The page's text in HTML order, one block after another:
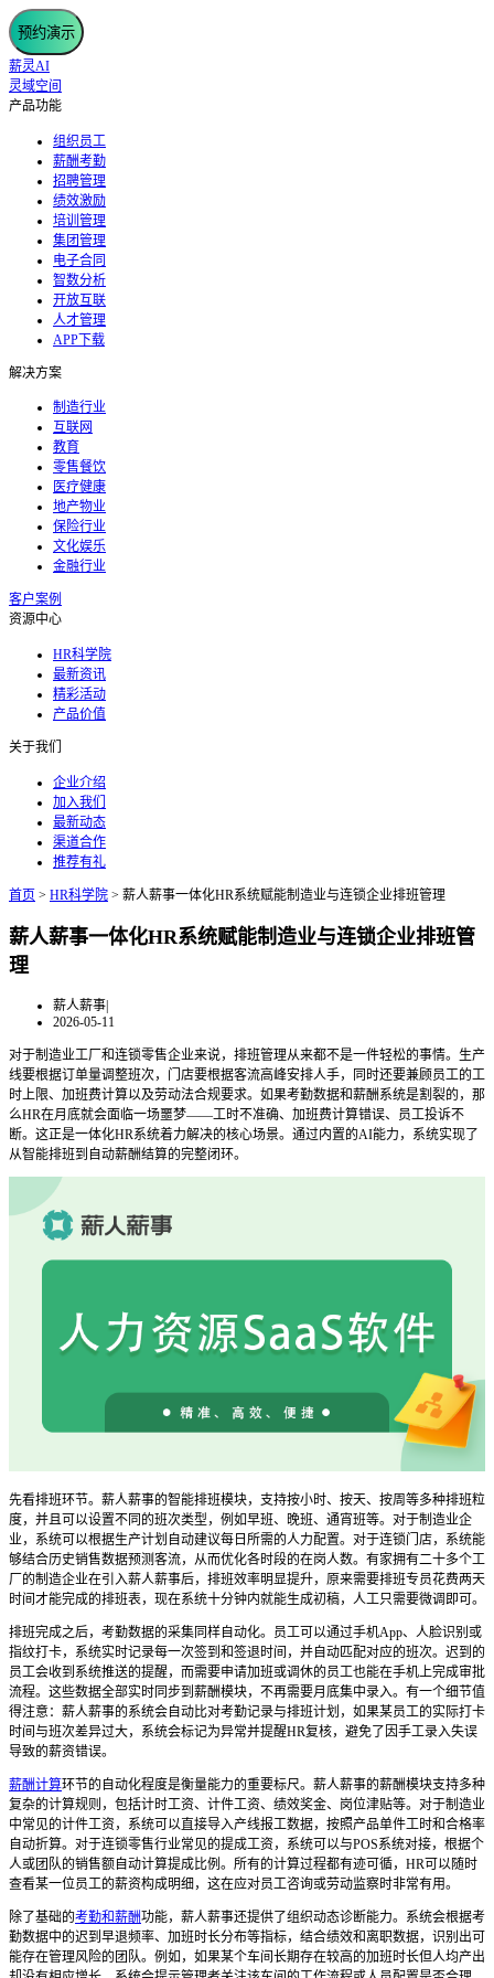
预约演示
薪灵AI
灵域空间
产品功能
组织员工
薪酬考勤
招聘管理
绩效激励
培训管理
集团管理
电子合同
智数分析
开放互联
人才管理
APP下载
解决方案
制造行业
互联网
教育
零售餐饮
医疗健康
地产物业
保险行业
文化娱乐
金融行业
客户案例
资源中心
HR科学院
最新资讯
精彩活动
产品价值
关于我们
企业介绍
加入我们
最新动态
渠道合作
推荐有礼
首页 > HR科学院 > 薪人薪事一体化HR系统赋能制造业与连锁企业排班管理
薪人薪事一体化HR系统赋能制造业与连锁企业排班管
理
薪人薪事|
2026-05-11
对于制造业工厂和连锁零售企业来说，排班管理从来都不是一件轻松的事情。生产
线要根据订单量调整班次，门店要根据客流高峰安排人手，同时还要兼顾员工的工
时上限、加班费计算以及劳动法合规要求。如果考勤数据和薪酬系统是割裂的，那
么HR在月底就会面临一场噩梦——工时不准确、加班费计算错误、员工投诉不
断。这正是一体化HR系统着力解决的核心场景。通过内置的AI能力，系统实现了
从智能排班到自动薪酬结算的完整闭环。
先看排班环节。薪人薪事的智能排班模块，支持按小时、按天、按周等多种排班粒
度，并且可以设置不同的班次类型，例如早班、晚班、通宵班等。对于制造业企
业，系统可以根据生产计划自动建议每日所需的人力配置。对于连锁门店，系统能
够结合历史销售数据预测客流，从而优化各时段的在岗人数。有家拥有二十多个工
厂的制造企业在引入薪人薪事后，排班效率明显提升，原来需要排班专员花费两天
时间才能完成的排班表，现在系统十分钟内就能生成初稿，人工只需要微调即可。
排班完成之后，考勤数据的采集同样自动化。员工可以通过手机App、人脸识别或
指纹打卡，系统实时记录每一次签到和签退时间，并自动匹配对应的班次。迟到的
员工会收到系统推送的提醒，而需要申请加班或调休的员工也能在手机上完成审批
流程。这些数据全部实时同步到薪酬模块，不再需要月底集中录入。有一个细节值
得注意：薪人薪事的系统会自动比对考勤记录与排班计划，如果某员工的实际打卡
时间与班次差异过大，系统会标记为异常并提醒HR复核，避免了因手工录入失误
导致的薪资错误。
薪酬计算环节的自动化程度是衡量能力的重要标尺。薪人薪事的薪酬模块支持多种
复杂的计算规则，包括计时工资、计件工资、绩效奖金、岗位津贴等。对于制造业
中常见的计件工资，系统可以直接导入产线报工数据，按照产品单件工时和合格率
自动折算。对于连锁零售行业常见的提成工资，系统可以与POS系统对接，根据个
人或团队的销售额自动计算提成比例。所有的计算过程都有迹可循，HR可以随时
查看某一位员工的薪资构成明细，这在应对员工咨询或劳动监察时非常有用。
除了基础的考勤和薪酬功能，薪人薪事还提供了组织动态诊断能力。系统会根据考
勤数据中的迟到早退频率、加班时长分布等指标，结合绩效和离职数据，识别出可
能存在管理风险的团队。例如，如果某个车间长期存在较高的加班时长但人均产出